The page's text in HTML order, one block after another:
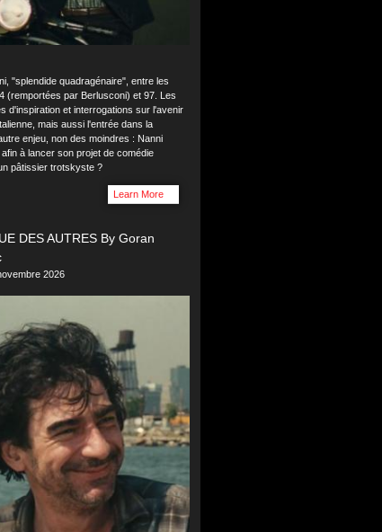
"splendide quadragénaire", entre les
(remportées par Berlusconi) et 97. Les
d'inspiration et interrogations sur l'avenir
mais aussi l'entrée dans la
enjeu, non des moindres : Nanni
à lancer son projet de comédie
pâtissier trotskyste ?
Learn More
DES AUTRES By Goran
2026